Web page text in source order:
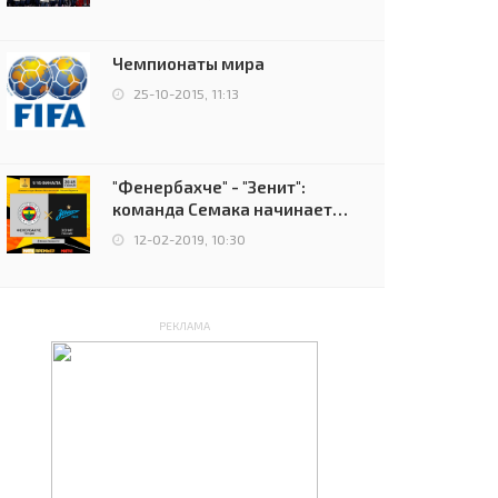
чемпионов.
Чемпионаты мира
25-10-2015, 11:13
"Фенербахче" - "Зенит":
команда Семака начинает
путь в плей-офф Лиги
12-02-2019, 10:30
РЕКЛАМА